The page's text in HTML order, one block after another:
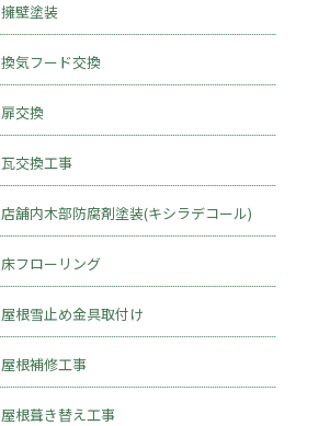
擁壁塗装
換気フード交換
扉交換
瓦交換工事
店舗内木部防腐剤塗装(キシラデコール)
床フローリング
屋根雪止め金具取付け
屋根補修工事
屋根葺き替え工事